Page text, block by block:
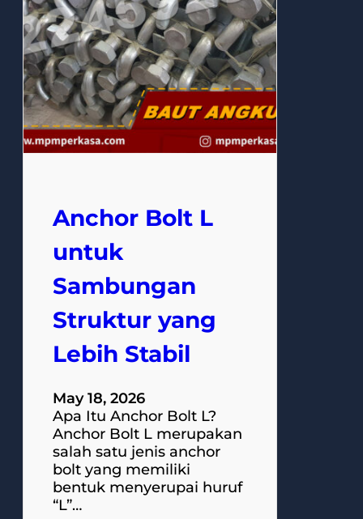
Anchor Bolt L
untuk
Sambungan
Struktur yang
Lebih Stabil
May 18, 2026
Apa Itu Anchor Bolt L?
Anchor Bolt L merupakan
salah satu jenis anchor
bolt yang memiliki
bentuk menyerupai huruf
“L”…